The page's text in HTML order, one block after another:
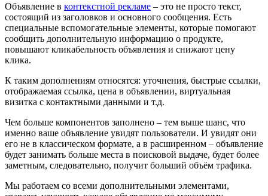
Объявление в контекстной рекламе – это не просто текст,
состоящий из заголовков и основного сообщения. Есть
специальные вспомогательные элементы, которые помогают
сообщить дополнительную информацию о продукте,
повышают кликабельность объявления и снижают цену
клика.
К таким дополнениям относятся: уточнения, быстрые ссылки,
отображаемая ссылка, цена в объявлении, виртуальная
визитка с контактными данными и т.д.
Чем больше компонентов заполнено – тем выше шанс, что
именно ваше объявление увидят пользователи. И увидят они
его не в классическом формате, а в расширенном – объявление
будет занимать больше места в поисковой выдаче, будет более
заметным, следовательно, получит больший объём трафика.
Мы работаем со всеми дополнительными элементами,